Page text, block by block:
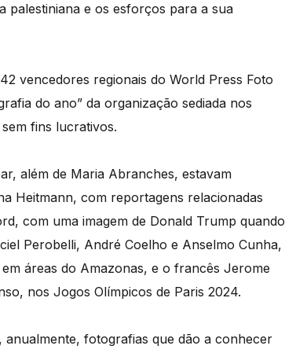
palestiniana e os esforços para a sua
vencedores regionais do World Press Foto
do ano” da organização sediada nos
fins lucrativos.
além de Maria Abranches, estavam
Heitmann, com reportagens relacionadas
com uma imagem de Donald Trump quando
Perobelli, André Coelho e Anselmo Cunha,
áreas do Amazonas, e o francês Jerome
nos Jogos Olímpicos de Paris 2024.
fotografias que dão a conhecer